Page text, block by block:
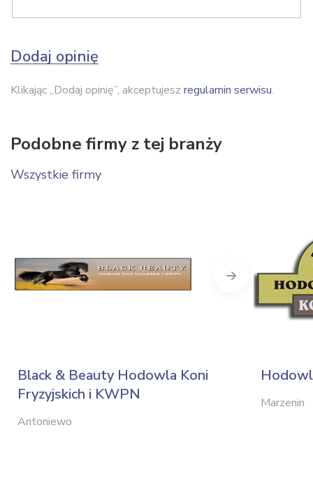
Dodaj opinię
Klikając „Dodaj opinię”, akceptujesz regulamin serwisu.
Podobne firmy z tej branży
Wszystkie firmy
Black & Beauty Hodowla Koni
Fryzyjskich i KWPN
Antoniewo
Marzenin
Next